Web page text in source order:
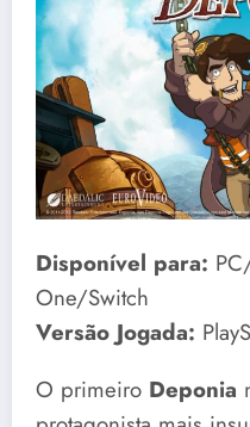
Disponível para:
One/Switch
Versão Jogada:
O primeiro Deponia